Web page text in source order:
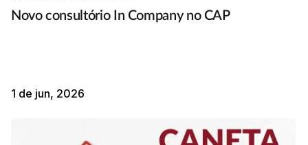
Novo consultório In Company no CAP
1 de jun, 2026